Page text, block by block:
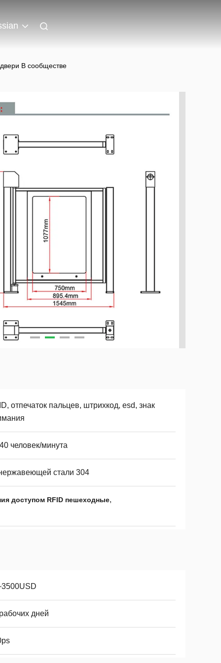
В сообществе
отпечаток пальцев, штрихкод, esd, знак
человек/минута
стали 304
доступом RFID пешеходные,
дней